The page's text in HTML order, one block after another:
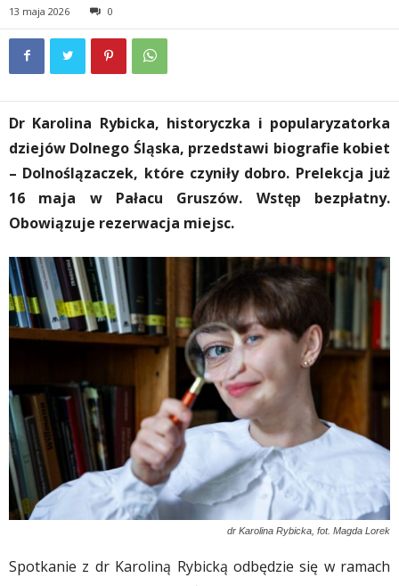
13 maja 2026 0
Dr Karolina Rybicka, historyczka i popularyzatorka
dziejów Dolnego Śląska, przedstawi biografie kobiet
– Dolnoślązaczek, które czyniły dobro. Prelekcja już
16 maja w Pałacu Gruszów. Wstęp bezpłatny.
Obowiązuje rezerwacja miejsc.
dr Karolina Rybicka, fot. Magda Lorek
Spotkanie z dr Karoliną Rybicką odbędzie się w ramach